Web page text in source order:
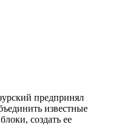
предпринял
известные
создать ее